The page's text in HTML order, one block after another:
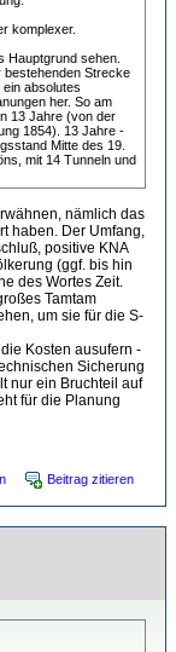
komplexer.
Hauptgrund sehen.
bestehenden Strecke
absolutes
her. So am
13 Jahre (von der
1854). 13 Jahre -
Mitte des 19.
mit 14 Tunneln und
nämlich das
haben. Der Umfang,
positive KNA
(ggf. bis hin
des Wortes Zeit.
Tamtam
um sie für die S-
Kosten ausufern -
Sicherung
nur ein Bruchteil auf
für die Planung
Beitrag zitieren